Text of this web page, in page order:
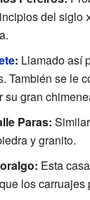
del siglo
: Llamado así
También se le
su gran
Paras:
y granito.
Esta
los carruajes